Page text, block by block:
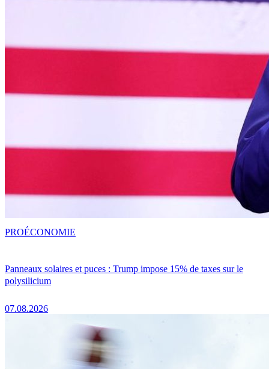
Panneaux solaires et puces : Trump impose 15% de taxes sur le
polysilicium
07.08.2026
PROÉCONOMIE